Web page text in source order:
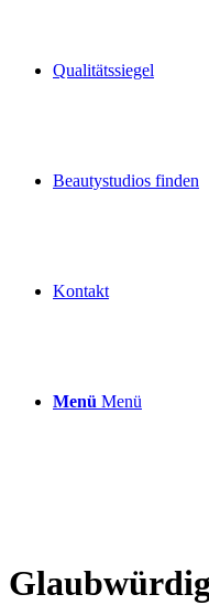
Qualitätssiegel
Beautystudios finden
Kontakt
Menü Menü